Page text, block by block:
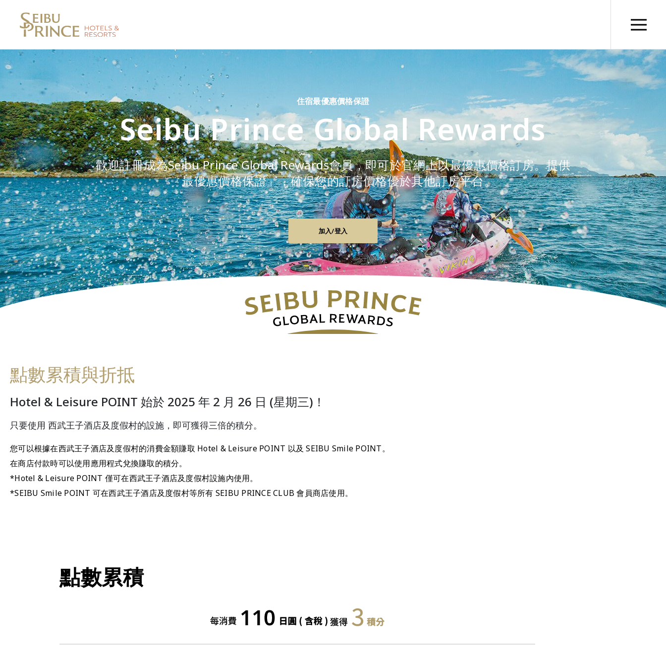
住宿最優惠價格保證
Seibu Prince Global Rewards
歡迎註冊成為Seibu Prince Global Rewards會員，即可於官網上以最優惠價格訂房。提供
「最優惠價格保證」，確保您的訂房價格優於其他訂房平台。
加入/登入
點數累積與折抵
Hotel & Leisure POINT 始於 2025 年 2 月 26 日 (星期三)！
只要使用 西武王子酒店及度假村的設施，即可獲得三倍的積分。
您可以根據在西武王子酒店及度假村的消費金額賺取 Hotel & Leisure POINT 以及 SEIBU Smile POINT。
在商店付款時可以使用應用程式兌換賺取的積分。
*Hotel & Leisure POINT 僅可在西武王子酒店及度假村設施內使用。
*SEIBU Smile POINT 可在西武王子酒店及度假村等所有 SEIBU PRINCE CLUB 會員商店使用。
點數累積